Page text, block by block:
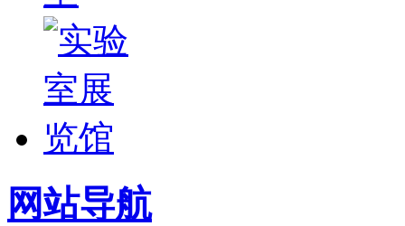
网站导航